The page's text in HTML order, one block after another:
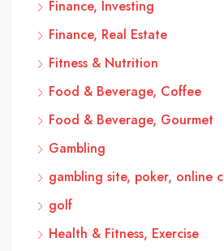
Finance, Investing
Finance, Real Estate
Fitness & Nutrition
Food & Beverage, Coffee
Food & Beverage, Gourmet
Gambling
gambling site, poker, online
golf
Health & Fitness, Exercise